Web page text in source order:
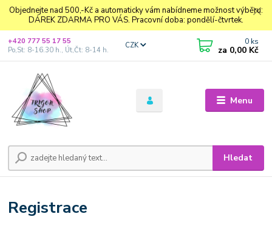
Objednejte nad 500,-Kč a automaticky vám nabídneme možnost výběru:
DÁREK ZDARMA PRO VÁS. Pracovní doba: pondělí-čtvrtek.
Menu
CZK
Hledat
+420 777 55 17 55
Po,St: 8-16.30 h., Út,Čt: 8-14 h.
0 ks
za 0,00 Kč
Registrace